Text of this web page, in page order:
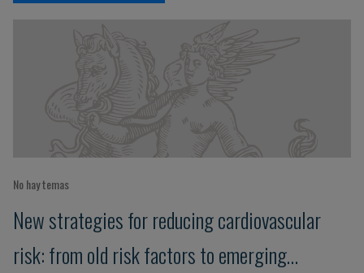
No hay temas
New strategies for reducing cardiovascular
risk: from old risk factors to emerging